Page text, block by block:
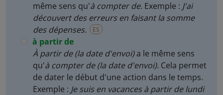
même sens qu'à compter de. Exemple : J'ai
découvert des erreurs en faisant la somme
des dépenses.
ES
à partir de
À partir de (la date d'envoi)a le même sens
qu'à compter de (la date d'envoi). Cela permet
de dater le début d'une action dans le temps.
Exemple : Je suis en vacances à partir de lundi